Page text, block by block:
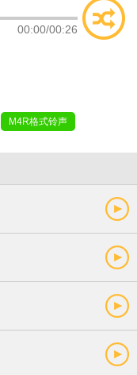
00:00/00:26
M4R格式铃声